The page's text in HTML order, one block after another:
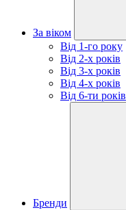
За віком
Від 1-го року
Від 2-х років
Від 3-х років
Від 4-х років
Від 6-ти років
Бренди